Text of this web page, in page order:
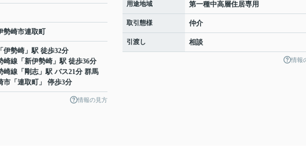
勢崎市連取町
「 伊勢崎 」駅 徒歩32分
崎線 「 新伊勢崎 」駅 徒歩36分
崎線 「 剛志」駅 バス21分 群馬
市「連取町」 停歩3分
情報の見方
用途地域 第一種中高層住居専用
取引態様 仲介
引渡し 相談
情報